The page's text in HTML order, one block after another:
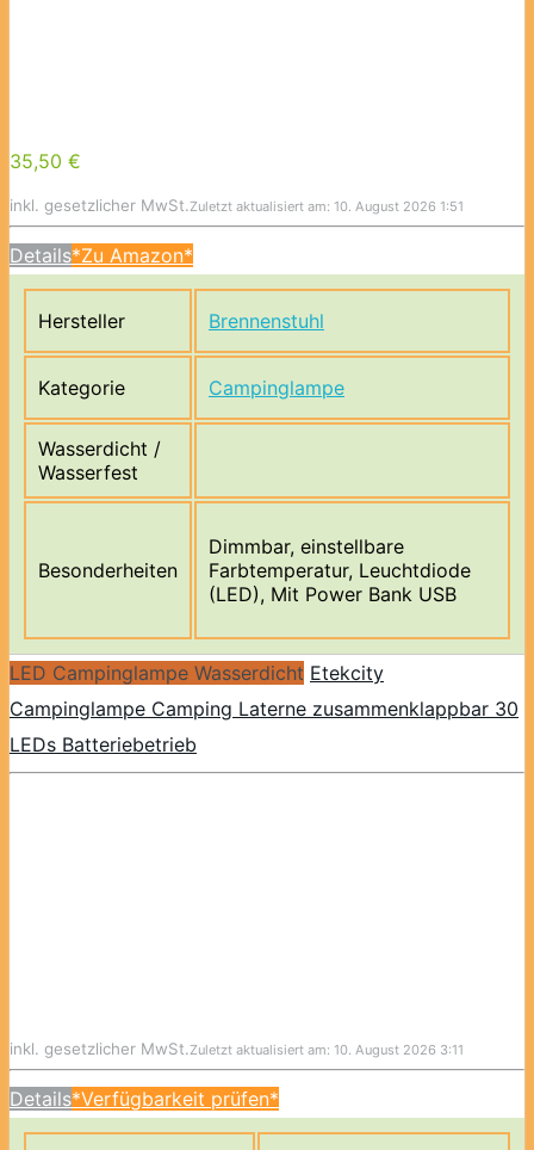
35,50 €
inkl. gesetzlicher MwSt.Zuletzt aktualisiert am: 10. August 2026 1:51
Details*Zu Amazon*
Hersteller Brennenstuhl
Kategorie Campinglampe
Wasserdicht /
Wasserfest
Besonderheiten
Dimmbar, einstellbare
Farbtemperatur, Leuchtdiode
(LED), Mit Power Bank USB
LED Campinglampe Wasserdicht Etekcity
Campinglampe Camping Laterne zusammenklappbar 30
LEDs Batteriebetrieb
inkl. gesetzlicher MwSt.Zuletzt aktualisiert am: 10. August 2026 3:11
Details*Verfügbarkeit prüfen*